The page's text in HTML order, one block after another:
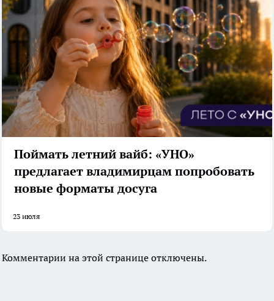
Поймать летний вайб: «УНО»
предлагает владимирцам попробовать
новые форматы досуга
23 июля
Комментарии на этой странице отключены.